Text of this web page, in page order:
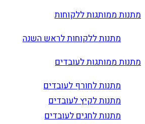
מתנות ממותגות ללקוחות
מתנות ללקוחות לראש השנה
מתנות ממותגות לעובדים
מתנות לחורף לעובדים
מתנות לקיץ לעובדים
מתנות לחגים לעובדים